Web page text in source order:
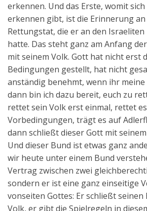
erkennen. Und das Erste, womit
erkennen gibt, ist die Erinnerung
Rettungstat, die er an den
hatte. Das steht ganz am Anfang
mit seinem Volk. Gott hat nicht erst
Bedingungen gestellt, hat nicht
anständig benehmt, wenn ihr meine
dann bin ich dazu bereit, euch zu
rettet sein Volk erst einmal, rettet
Vorbedingungen, trägt es auf
dann schließt dieser Gott mit
Und dieser Bund ist etwas ganz
wir heute unter einem Bund
Vertrag zwischen zwei
sondern er ist eine ganz einseitige
vonseiten Gottes: Er schließt seinen
Volk, er gibt die Spielregeln in